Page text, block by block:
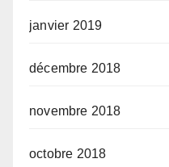
janvier 2019
décembre 2018
novembre 2018
octobre 2018